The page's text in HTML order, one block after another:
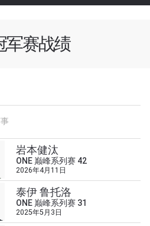
军赛战绩
岩本健汰
ONE 巅峰系列赛 42
2026年4月11日
泰伊 鲁托洛
ONE 巅峰系列赛 31
2025年5月3日
军赛，现在注册获得权限了